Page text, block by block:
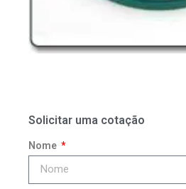
Solicitar uma cotação
Nome